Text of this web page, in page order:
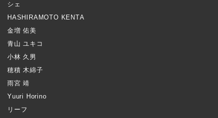
シェ
HASHIRAMOTO KENTA
金増 佑美
青山 ユキコ
小林 久男
穂積 木綿子
雨宮 靖
Yuuri Horino
リーフ